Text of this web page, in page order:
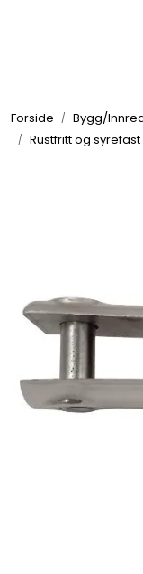
Forside Bygg/
Rustfritt og syrefast
Elektrisk
VVS
Motor/Styring
Fortøyning